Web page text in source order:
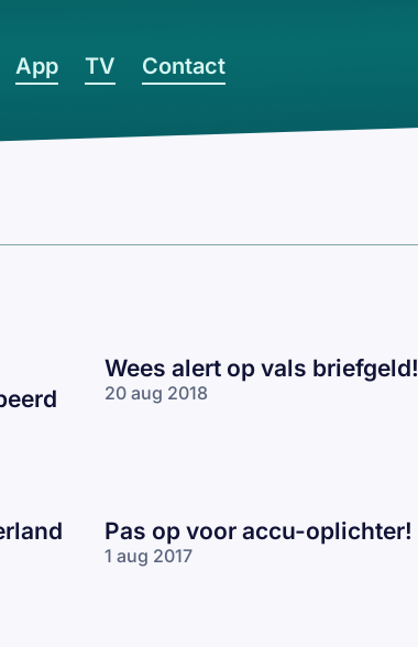
App TV Contact
Wees alert op vals briefgeld!
20 aug 2018
Pas op voor accu-oplichter!
1 aug 2017